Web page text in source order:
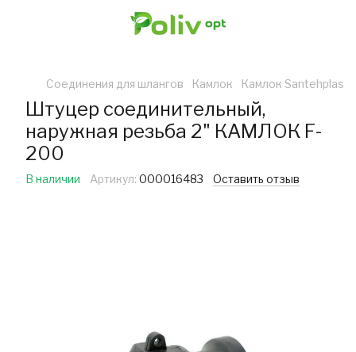
Соединения для шлангов Камлок Камлок Santehplas
Штуцер соединительный,
наружная резьба 2" КАМЛОК F-
200
В наличии Артикул: 000016483 Оставить отзыв